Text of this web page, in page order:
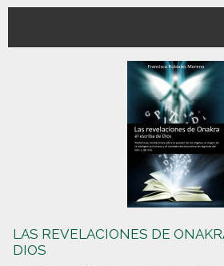
LAS REVELACIONES DE
DIOS